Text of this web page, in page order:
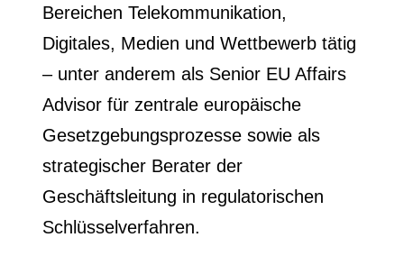
Bereichen Telekommunikation,
Digitales, Medien und Wettbewerb tätig
– unter anderem als Senior EU Affairs
Advisor für zentrale europäische
Gesetzgebungsprozesse sowie als
strategischer Berater der
Geschäftsleitung in regulatorischen
Schlüsselverfahren.